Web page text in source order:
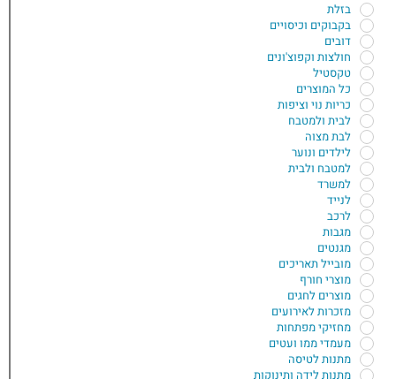
בזלת
בקבוקים וכיסויים
דובים
חולצות וקפוצ'ונים
טקסטיל
כל המוצרים
כריות נוי וציפות
לבית ולמטבח
לבת מצוה
לילדים ונוער
למטבח ולבית
למשרד
לנייד
לרכב
מגבות
מגנטים
מובייל תאריכים
מוצרי חורף
מוצרים לחגים
מזכרות לאירועים
מחזיקי מפתחות
מעמדי ממו ועטים
מתנות לטיסה
מתנות לידה ותינוקות